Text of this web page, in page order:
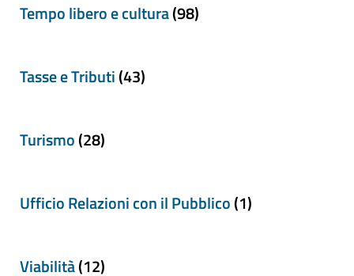
Tempo libero e cultura(98)
Tasse e Tributi(43)
Turismo(28)
Ufficio Relazioni con il Pubblico(1)
Viabilità(12)